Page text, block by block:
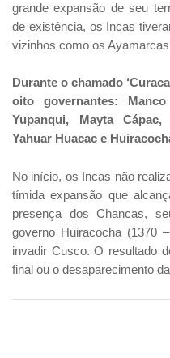
grande expansão de seu
de existência, os Incas
vizinhos como os
Durante o chamado
oito governantes:
Yupanqui, Mayta
Yahuar Huacac e
No início, os Incas não
tímida expansão que
presença dos Chancas,
governo Huiracocha (1370
invadir Cusco. O resultado
final ou o desaparecimento